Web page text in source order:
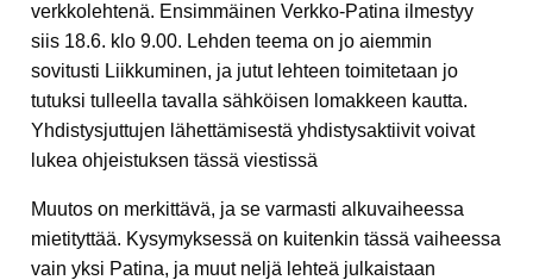
verkkolehtenä. Ensimmäinen Verkko-Patina ilmestyy
siis 18.6. klo 9.00. Lehden teema on jo aiemmin
sovitusti Liikkuminen, ja jutut lehteen toimitetaan jo
tutuksi tulleella tavalla sähköisen lomakkeen kautta.
Yhdistysjuttujen lähettämisestä yhdistysaktiivit voivat
lukea ohjeistuksen tässä viestissä
Muutos on merkittävä, ja se varmasti alkuvaiheessa
mietityttää. Kysymyksessä on kuitenkin tässä vaiheessa
vain yksi Patina, ja muut neljä lehteä julkaistaan